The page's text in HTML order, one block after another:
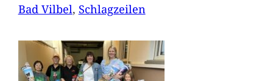
Bad Vilbel, Schlagzeilen